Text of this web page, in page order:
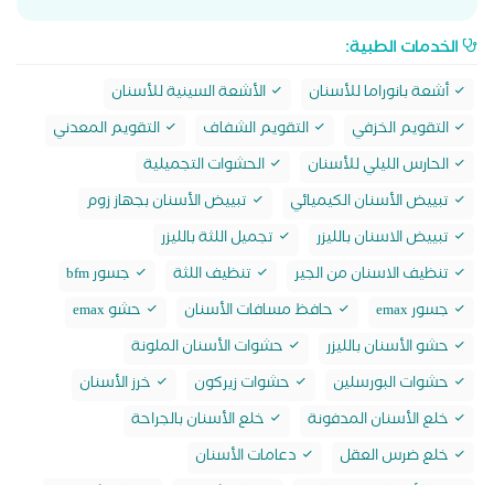
الخدمات الطبية:
أشعة بانوراما للأسنان
الأشعة السينية للأسنان
التقويم الخزفي
التقويم الشفاف
التقويم المعدني
الحارس الليلي للأسنان
الحشوات التجميلية
تبييض الأسنان الكيميائي
تبييض الأسنان بجهاز زوم
تبييض الاسنان بالليزر
تجميل اللثة بالليزر
تنظيف الاسنان من الجير
تنظيف اللثة
جسور bfm
جسور emax
حافظ مسافات الأسنان
حشو emax
حشو الأسنان بالليزر
حشوات الأسنان الملونة
حشوات البورسلين
حشوات زيركون
خرز الأسنان
خلع الأسنان المدفونة
خلع الأسنان بالجراحة
خلع ضرس العقل
دعامات الأسنان